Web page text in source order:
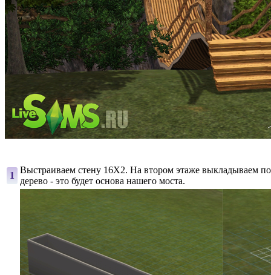
1
Выстраиваем стену 16Х2. На втором этаже выкладываем
дерево - это будет основа нашего моста.